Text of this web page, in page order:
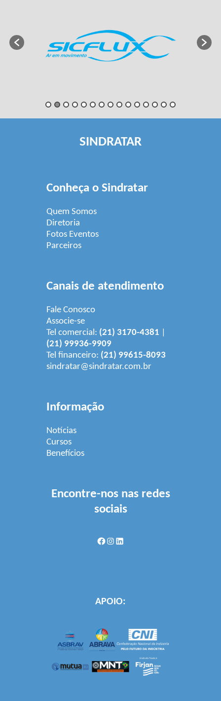
SINDRATAR
Conheça o Sindratar
Quem Somos
Diretoria
Fotos Eventos
Parceiros
Canais de atendimento
Fale Conosco
Associe-se
Tel comercial: (21) 3170-4381
(21) 99936-9909
Tel financeiro: (21) 99615-8093
sindratar@sindratar.com.br
Informação
Notícias
Cursos
Benefícios
Encontre-nos nas redes
sociais
Facebook
Instagram
LinkedIn
APOIO: